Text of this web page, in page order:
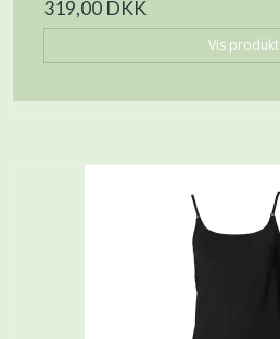
319,00 DKK
Vis produkt